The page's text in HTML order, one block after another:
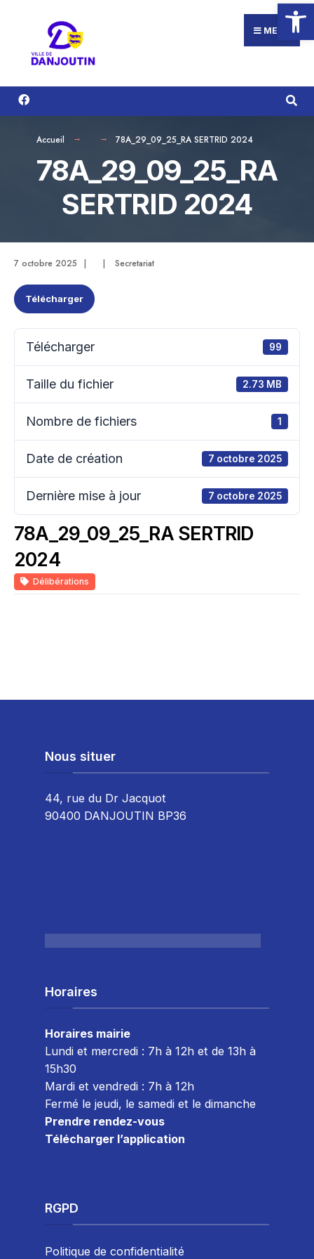
Ouvrir
contenu
MENU
Accueil 78A_29_09_25_RA SERTRID 2024
78A_29_09_25_RA
SERTRID 2024
7 octobre 2025 | | Secretariat
Télécharger
Télécharger 99
Taille du fichier 2.73 MB
Nombre de fichiers 1
Date de création 7 octobre 2025
Dernière mise à jour 7 octobre 2025
78A_29_09_25_RA SERTRID
2024
Délibérations
Nous situer
44, rue du Dr Jacquot
90400 DANJOUTIN BP36
Horaires
Horaires mairie
Lundi et mercredi : 7h à 12h et de 13h à
15h30
Mardi et vendredi : 7h à 12h
Fermé le jeudi, le samedi et le dimanche
Prendre rendez-vous
Télécharger l’application
RGPD
Politique de confidentialité
for: